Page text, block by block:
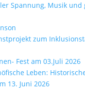
Spannung, Musik und
zum
Fest am 03.Juli 2026
Leben:
13. Juni 2026